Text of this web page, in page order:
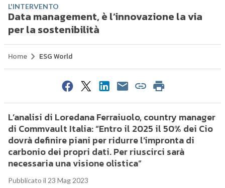
L'INTERVENTO
Data management, è l’innovazione la via
per la sostenibilità
Home ESG World
L’analisi di Loredana Ferraiuolo, country manager
di Commvault Italia: “Entro il 2025 il 50% dei Cio
dovrà definire piani per ridurre l’impronta di
carbonio dei propri dati. Per riuscirci sarà
necessaria una visione olistica”
Pubblicato il 23 Mag 2023